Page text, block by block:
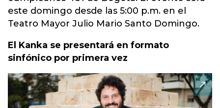
este domingo desde las 5:00 p.m. en el
Teatro Mayor Julio Mario Santo Domingo.
El Kanka se presentará en formato
sinfónico por primera vez